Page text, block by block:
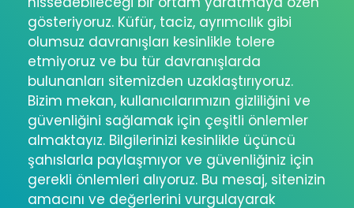
gösteriyoruz. Küfür, taciz, ayrımcılık gibi
olumsuz davranışları kesinlikle tolere
etmiyoruz ve bu tür davranışlarda
bulunanları sitemizden uzaklaştırıyoruz.
Bizim mekan, kullanıcılarımızın gizliliğini ve
güvenliğini sağlamak için çeşitli önlemler
almaktayız. Bilgilerinizi kesinlikle üçüncü
şahıslarla paylaşmıyor ve güvenliğiniz için
gerekli önlemleri alıyoruz. Bu mesaj, sitenizin
amacını ve değerlerini vurgulayarak